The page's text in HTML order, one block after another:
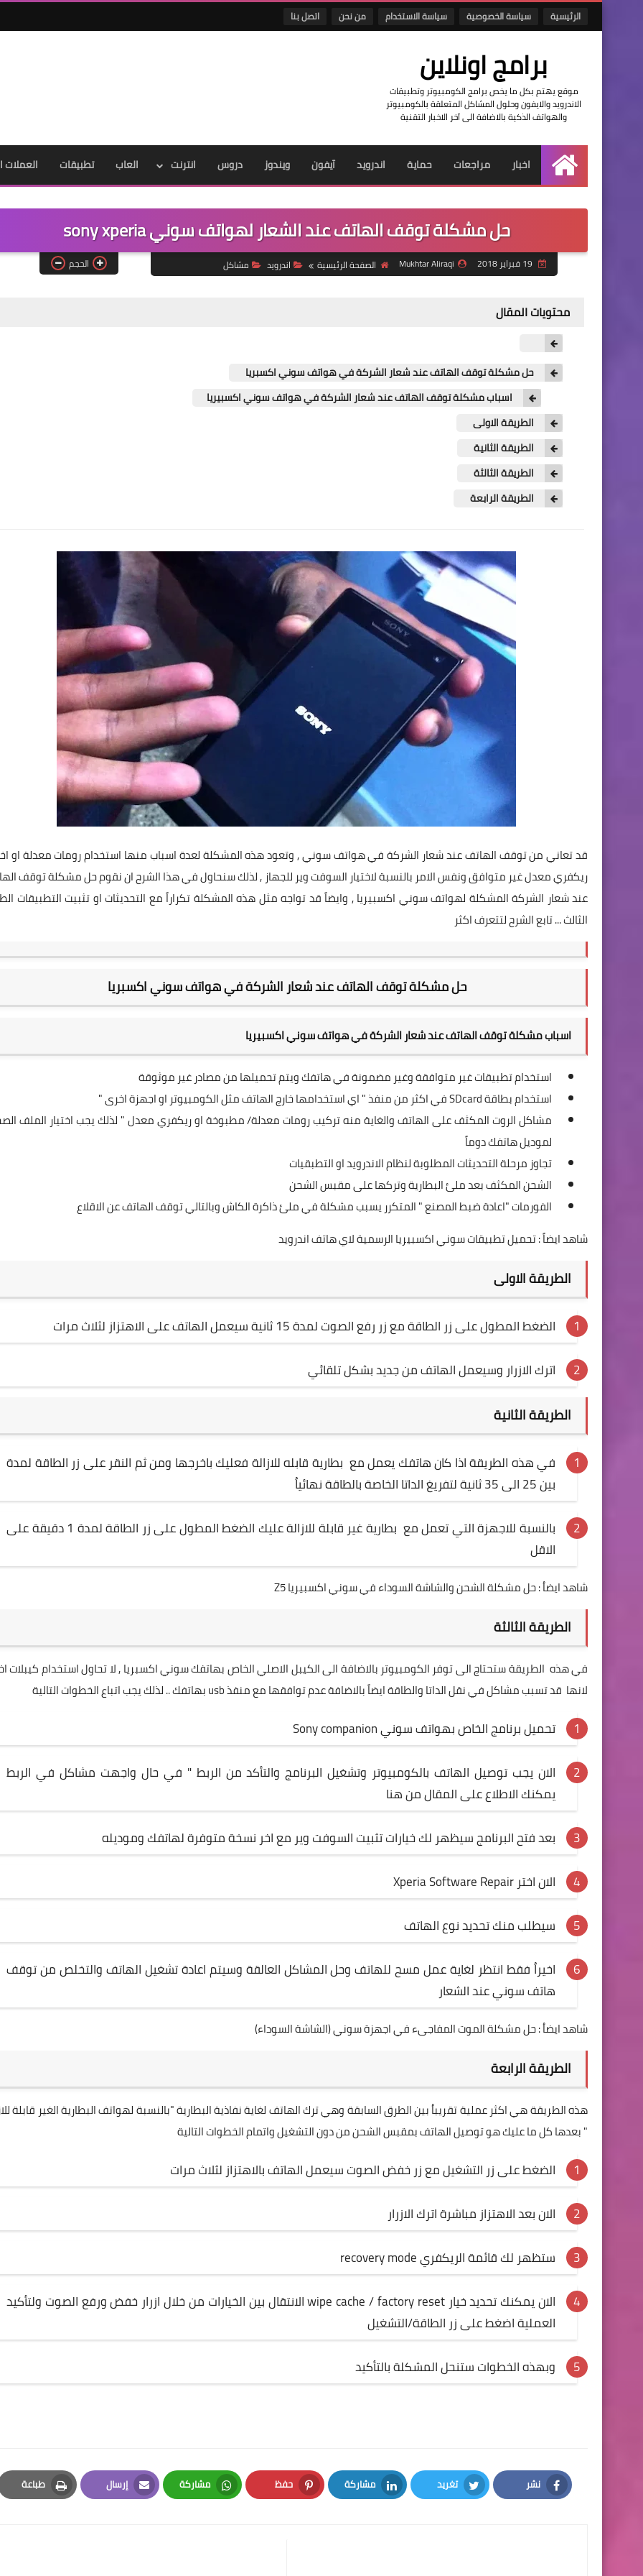
الرئيسية سياسة الخصوصية سياسة الاستخدام من نحن اتصل بنا
برامج اونلاين
موقع يهتم بكل ما يخص برامج الكومبيوتر وتطبيقات
الاندرويد والايفون وحلول المشاكل المتعلقة بالكومبيوتر
والهواتف الذكية بالاضافة الى آخر الاخبار التقنية
الرئيسية
اخبار مراجعات حماية اندرويد آيفون ويندوز دروس انترنت العاب تطبيقات العملات
حل مشكلة توقف الهاتف عند الشعار لهواتف سوني sony xperia
Mukhtar Aliraqi الصفحة الرئيسية اندرويد مشاكل الحجم
محتويات المقال
حل مشكلة توقف الهاتف عند شعار الشركة في هواتف سوني اكسبريا
اسباب مشكلة توقف الهاتف عند شعار الشركة في هواتف سوني اكسبيريا
الطريقة الاولى
الطريقة الثانية
الطريقة الثالثة
الطريقة الرابعة
قد تعاني من توقف الهاتف عند شعار الشركة في هواتف سوني , وتعود هذه المشكلة لعدة اسباب منها استخدام رومات معدلة او
ريكفري معدل غير متوافق ونفس الامر بالنسبة لاختيار السوفت وير للجهاز , لذلك سنحاول في هذا الشرح ان نقوم حل مشكلة توقف
عند شعار الشركة المشكلة لهواتف سوني اكسبيريا , وايضاً قد تواجه مثل هذه المشكلة تكراراً مع التحديثات او تثبيت التطبيقات
الثالث ... تابع الشرح لتتعرف اكثر
حل مشكلة توقف الهاتف عند شعار الشركة في هواتف سوني اكسبريا
اسباب مشكلة توقف الهاتف عند شعار الشركة في هواتف سوني اكسبيريا
استخدام تطبيقات غير متوافقة وغير مضمونة في هاتفك ويتم تحميلها من مصادر غير موثوقة
استخدام بطاقة SDcard في اكثر من منفذ " اي استخدامها خارج الهاتف مثل الكومبيوتر او اجهزة اخرى "
مشاكل الروت المكثف على الهاتف والغاية منه تركيب رومات معدلة/ مطبوخة او ريكفري معدل " لذلك يجب اختيار الملف
لموديل هاتفك دوماً
تجاوز مرحلة التحديثات المطلوبة لنظام الاندرويد او التطبقيات
الشحن المكثف بعد ملئ البطارية وتركها على مقبس الشحن
الفورمات "اعادة ضبط المصنع " المتكرر يسبب مشكلة في ملئ ذاكرة الكاش وبالتالي توقف الهاتف عن الاقلاع
شاهد ايضاً :تحميل تطبيقات سوني اكسبيريا الرسمية لاي هاتف اندرويد
الطريقة الاولى
الضغط المطول على زر الطاقة مع زر رفع الصوت لمدة 15 ثانية سيعمل الهاتف على الاهتزاز لثلاث مرات
اترك الازرار وسيعمل الهاتف من جديد بشكل تلقائي
الطريقة الثانية
في هذه الطريقة اذا كان هاتفك يعمل مع بطارية قابله للازالة فعليك باخرجها ومن ثم النقر على زر الطاقة لمدة
بين 25 الى 35 ثانية لتفريغ الداتا الخاصة بالطاقة نهائياُ
بالنسبة للاجهزة التي تعمل مع بطارية غير قابلة للازالة عليك الضغط المطول على زر الطاقة لمدة 1 دقيقة على
الاقل
شاهد ايضاُ :حل مشكلة الشحن والشاشة السوداء في سوني اكسبيريا Z5
الطريقة الثالثة
في هذه الطريقة ستحتاج الى توفر الكومبيوتر بالاضافة الى الكيبل الاصلي الخاص بهاتفك سوني اكسبريا , لا تحاول استخدام كيبلات
لانها قد تسبب مشاكل في نقل الداتا والطاقة ايضاً بالاضافة عدم توافقها مع منفذ usb بهاتفك .. لذلك يجب اتباع الخطوات التالية
تحميل برنامج الخاص بهواتف سونيSony companion
الان يجب توصيل الهاتف بالكومبيوتر وتشغيل البرنامج والتأكد من الربط " في حال واجهت مشاكل في الربط
يمكنك الاطلاع على المقال منهنا
بعد فتح البرنامج سيظهر لك خيارات تثبيت السوفت وير مع اخر نسخة متوفرة لهاتفك وموديله
الان اختر Xperia Software Repair
سيطلب منك تحديد نوع الهاتف
اخيراُ فقط انتظر لغاية عمل مسح للهاتف وحل المشاكل العالقة وسيتم اعادة تشغيل الهاتف والتخلص من توقف
هاتف سوني عند الشعار
شاهد ايضاُ :حل مشكلة الموت المفاجىء في اجهزة سوني (الشاشة السوداء)
الطريقة الرابعة
هذه الطريقة هي اكثر عملية تقريباُ بين الطرق السابقة وهي ترك الهاتف لغاية نفاذية البطارية "بالنسبة لهواتف البطارية الغير قابلة
" بعدها كل ما عليك هو توصيل الهاتف بمقبس الشحن من دون التشغيل واتمام الخطوات التالية
الضغط على زر التشغيل مع زر خفض الصوت سيعمل الهاتف بالاهتزاز لثلاث مرات
الان بعد الاهتزاز مباشرة اترك الازرار
ستظهر لك قائمة الريكفري recovery mode
الان يمكنك تحديد خيار wipe cache / factory reset الانتقال بين الخيارات من خلال ازرار خفض ورفع الصوت ولتأكيد
العملية اضغط على زر الطاقة/التشغيل
وبهذه الخطوات ستنحل المشكلة بالتأكيد
نشر
Facebook
تغريد
Twitter
مشاركة
LinkedIn
حفظ
Pinterest
مشاركة
Whatsapp
إرسال
Email
طباعة
Print